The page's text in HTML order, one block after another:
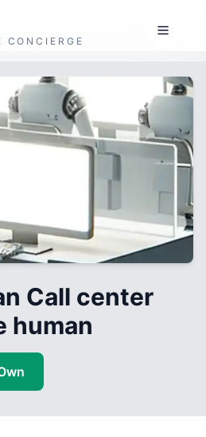
CONCIERGE
Call center
human